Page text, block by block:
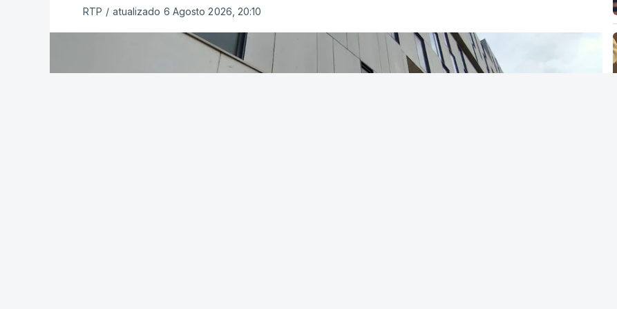
passado.
Após a publicação desses resultados, os alunos terão três dias para submeter a
candidatura à 1.ª fase do concurso de acesso ao ensino superiorcaso só então
RTP / atualizado 6 Agosto 2026, 20:10